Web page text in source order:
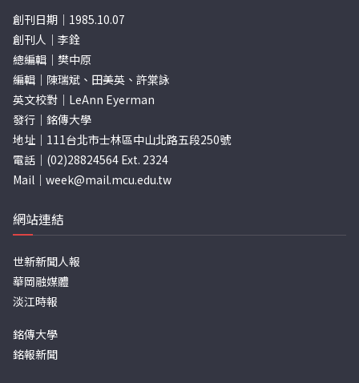
創刊日期｜1985.10.07
創刊人｜李銓
總編輯｜樊中原
編輯｜陳瑞斌、田美英、許棠詠
英文校對｜LeAnn Eyerman
發行｜銘傳大學
地址｜111台北市士林區中山北路五段250號
電話｜(02)28824564 Ext. 2324
Mail｜ week@mail.mcu.edu.tw
網站連結
世新新聞人報
華岡融媒體
淡江時報
銘傳大學
銘報新聞